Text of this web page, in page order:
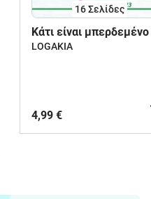
16Σελίδες
Κάτι είναι μπερδεμένο
LOGAKIA
4,99 €